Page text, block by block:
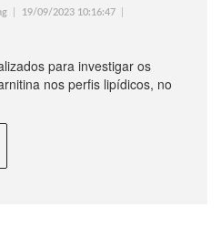
19/09/2023 10:16:47
para investigar os
nos perfis lipídicos, no